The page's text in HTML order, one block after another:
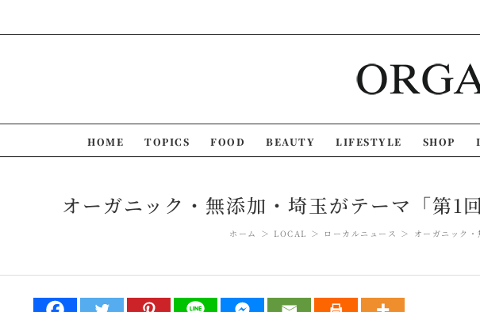
to
HOME TOPICS FOOD BEAUTY LIFESTYLE SHOP
オーガニック・無添加・埼玉がテーマ「第
ホーム LOCAL ローカルニュース オーガニック